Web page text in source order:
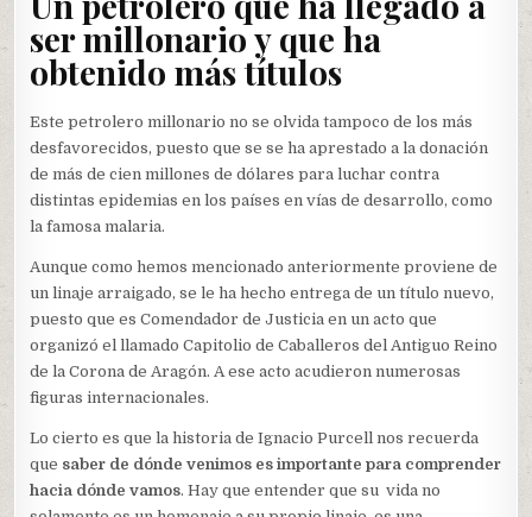
ser millonario y que ha
obtenido más títulos
Este petrolero millonario no se olvida tampoco de los más
desfavorecidos, puesto que se se ha aprestado a la donación
de más de cien millones de dólares para luchar contra
distintas epidemias en los países en vías de desarrollo, como
la famosa malaria.
Aunque como hemos mencionado anteriormente proviene de
un linaje arraigado, se le ha hecho entrega de un título nuevo,
puesto que es Comendador de Justicia en un acto que
organizó el llamado Capitolio de Caballeros del Antiguo Reino
de la Corona de Aragón. A ese acto acudieron numerosas
figuras internacionales.
Lo cierto es que la historia de Ignacio Purcell nos recuerda
que saber de dónde venimos es importante para comprender
hacia dónde vamos. Hay que entender que su vida no